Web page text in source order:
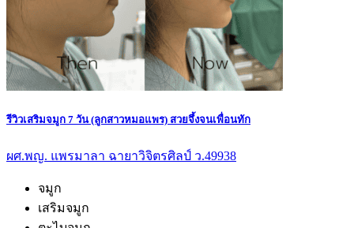
รีวิวเสริมจมูก 7 วัน (ลูกสาวหมอแพร) สวยจึ้งจนเพื่อนทัก
ผศ.พญ. แพรมาลา ฉายาวิจิตรศิลป์ ว.49938
จมูก
เสริมจมูก